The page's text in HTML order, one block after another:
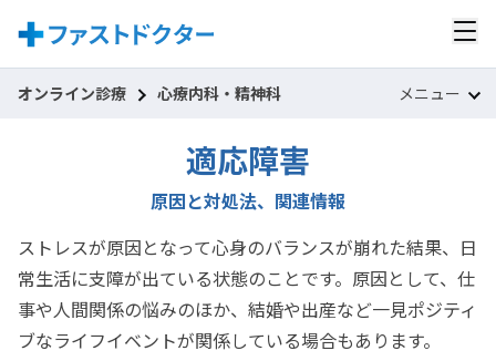
オンライン診療 心療内科・精神科 メニュー
適応障害
原因と対処法、関連情報
ストレスが原因となって心身のバランスが崩れた結果、日
常生活に支障が出ている状態のことです。原因として、仕
事や人間関係の悩みのほか、結婚や出産など一見ポジティ
ブなライフイベントが関係している場合もあります。